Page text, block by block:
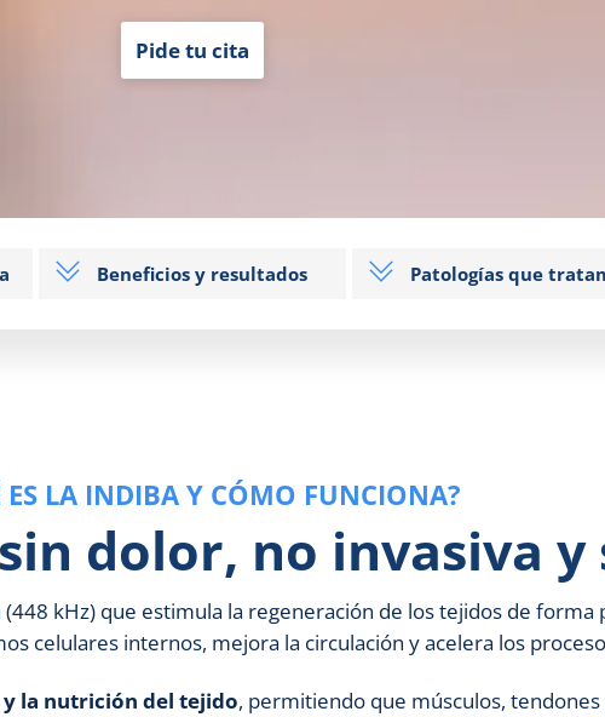
Pide tu cita
Beneficios y resultados Patologías que
ES LA INDIBA Y CÓMO FUNCIONA?
dolor, no invasiva y
(448 kHz) que estimula la regeneración de los tejidos de forma
celulares internos, mejora la circulación y acelera los
la nutrición del tejido, permitiendo que músculos,